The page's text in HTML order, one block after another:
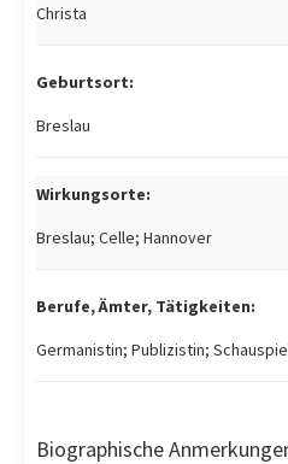
Christa
Geburtsort:
Breslau
Wirkungsorte:
Breslau; Celle; Hannover
Berufe, Ämter, Tätigkeiten:
Germanistin; Publizistin;
Biographische